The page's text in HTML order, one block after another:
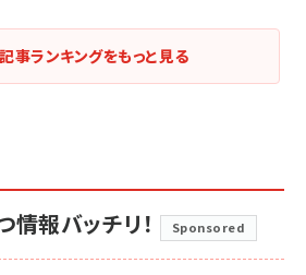
事ランキングをもっと見る
報バッチリ！ Sponsored